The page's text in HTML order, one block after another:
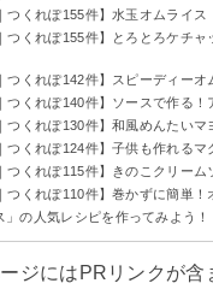
つくれぽ155件】水玉オムライス
つくれぽ155件】とろとろケチ
つくれぽ142件】スピーディーオ
つくれぽ140件】ソースで作る！
つくれぽ130件】和風めんたいマ
つくれぽ124件】子供も作れるマ
つくれぽ115件】きのこクリーム
つくれぽ110件】巻かずに簡単！
」の人気レシピを作ってみよう！
ージにはPRリンクが含